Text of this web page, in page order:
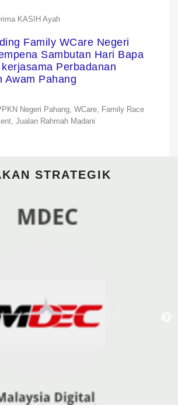
KASIH Ayah
Family WCare Negeri
Sambutan Hari Bapa
Perbadanan
Awam Pahang
Negeri Pahang, WCare,
Family Race
Jualan Rahmah Madani
STRATEGIK